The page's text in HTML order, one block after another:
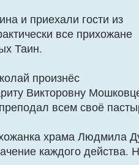
и приехали гости из
все прихожане
Таин.
произнёс
Викторовну
всем своё
храма Людмила
каждого действа.